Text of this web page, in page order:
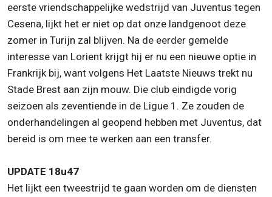
eerste vriendschappelijke wedstrijd van Juventus tegen
Cesena, lijkt het er niet op dat onze landgenoot deze
zomer in Turijn zal blijven. Na de eerder gemelde
interesse van Lorient krijgt hij er nu een nieuwe optie in
Frankrijk bij, want volgens Het Laatste Nieuws trekt nu
Stade Brest aan zijn mouw. Die club eindigde vorig
seizoen als zeventiende in de Ligue 1. Ze zouden de
onderhandelingen al geopend hebben met Juventus, dat
bereid is om mee te werken aan een transfer.
UPDATE 18u47
Het lijkt een tweestrijd te gaan worden om de diensten